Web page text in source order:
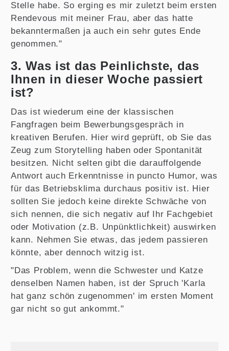
Stelle habe. So erging es mir zuletzt beim ersten
Rendevous mit meiner Frau, aber das hatte
bekanntermaßen ja auch ein sehr gutes Ende
genommen."
3. Was ist das Peinlichste, das
Ihnen in dieser Woche passiert
ist?
Das ist wiederum eine der klassischen
Fangfragen beim Bewerbungsgespräch in
kreativen Berufen. Hier wird geprüft, ob Sie das
Zeug zum Storytelling haben oder Spontanität
besitzen. Nicht selten gibt die darauffolgende
Antwort auch Erkenntnisse in puncto Humor, was
für das Betriebsklima durchaus positiv ist. Hier
sollten Sie jedoch keine direkte Schwäche von
sich nennen, die sich negativ auf Ihr Fachgebiet
oder Motivation (z.B. Unpünktlichkeit) auswirken
kann. Nehmen Sie etwas, das jedem passieren
könnte, aber dennoch witzig ist.
"Das Problem, wenn die Schwester und Katze
denselben Namen haben, ist der Spruch 'Karla
hat ganz schön zugenommen' im ersten Moment
gar nicht so gut ankommt."